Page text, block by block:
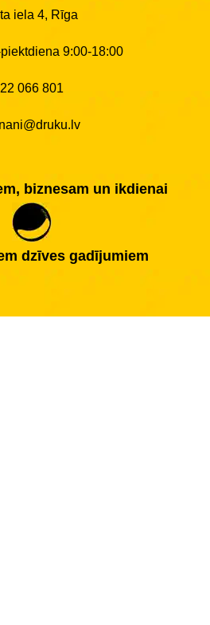
iela 4, Rīga
9:00-18:00
22 066 801
biznesam un ikdienai
dzīves gadījumiem